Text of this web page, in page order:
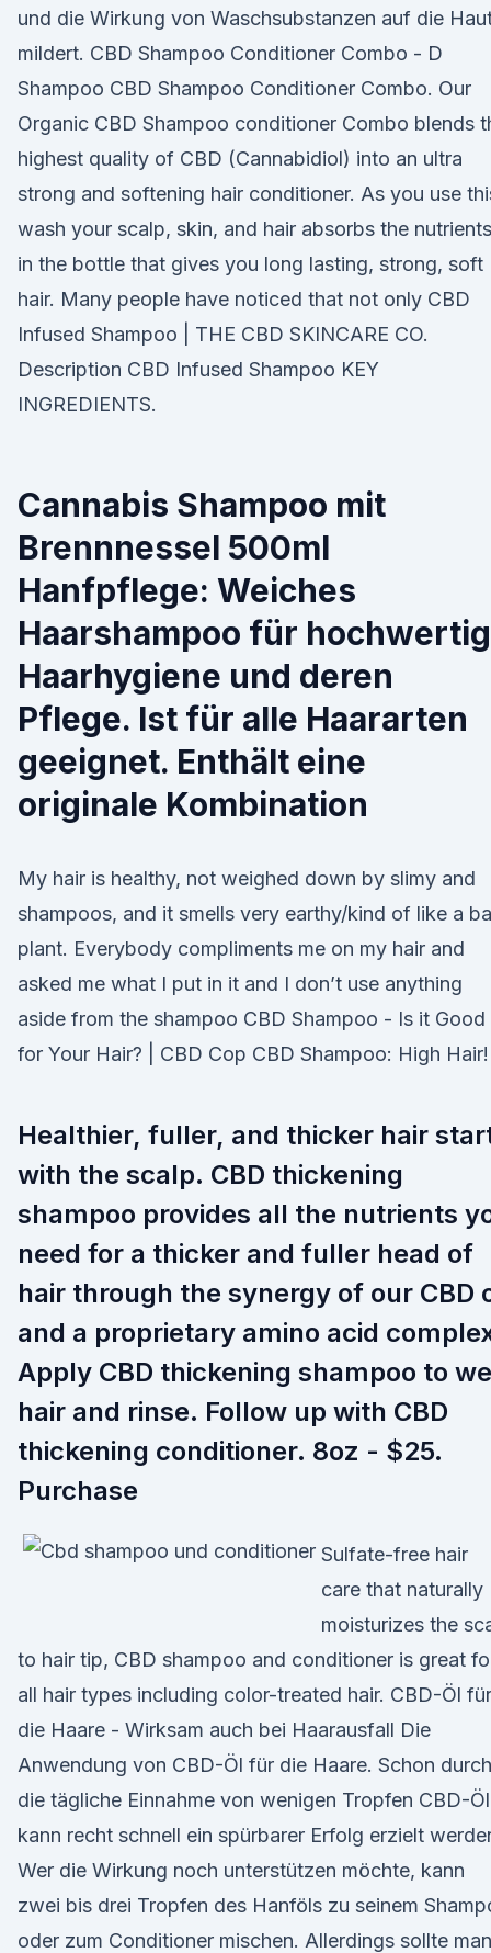
und die Wirkung von Waschsubstanzen auf die
mildert. CBD Shampoo Conditioner Combo - D
Shampoo CBD Shampoo Conditioner Combo. Our
Organic CBD Shampoo conditioner Combo blends
highest quality of CBD (Cannabidiol) into an ultra
strong and softening hair conditioner. As you use
wash your scalp, skin, and hair absorbs the nutrients
in the bottle that gives you long lasting, strong, soft
hair. Many people have noticed that not only CBD
Infused Shampoo | THE CBD SKINCARE CO.
Description CBD Infused Shampoo KEY
INGREDIENTS.
Cannabis Shampoo mit
Brennnessel 500ml
Hanfpflege: Weiches
Haarshampoo für
Haarhygiene und deren
Pflege. Ist für alle Haararten
geeignet. Enthält eine
originale Kombination
My hair is healthy, not weighed down by slimy and
shampoos, and it smells very earthy/kind of like a
plant. Everybody compliments me on my hair and
asked me what I put in it and I don’t use anything
aside from the shampoo CBD Shampoo - Is it Good
for Your Hair? | CBD Cop CBD Shampoo: High Hair!
Healthier, fuller, and thicker hair
with the scalp. CBD thickening
shampoo provides all the nutrients
need for a thicker and fuller head of
hair through the synergy of our CBD
and a proprietary amino acid
Apply CBD thickening shampoo to
hair and rinse. Follow up with CBD
thickening conditioner. 8oz - $25.
Purchase
Sulfate-free hair
care that naturally
moisturizes the
to hair tip, CBD shampoo and conditioner is great
all hair types including color-treated hair. CBD-Öl für
die Haare - Wirksam auch bei Haarausfall Die
Anwendung von CBD-Öl für die Haare. Schon durch
die tägliche Einnahme von wenigen Tropfen CBD-Öl
kann recht schnell ein spürbarer Erfolg erzielt
Wer die Wirkung noch unterstützen möchte, kann
zwei bis drei Tropfen des Hanföls zu seinem
oder zum Conditioner mischen. Allerdings sollte man